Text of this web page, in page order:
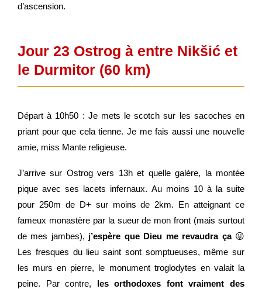
d’ascension.
Jour 23 Ostrog à entre Nikšić et
le Durmitor (60 km)
Départ à 10h50 : Je mets le scotch sur les sacoches en
priant pour que cela tienne. Je me fais aussi une nouvelle
amie, miss Mante religieuse.
J’arrive sur Ostrog vers 13h et quelle galère, la montée
pique avec ses lacets infernaux. Au moins 10 à la suite
pour 250m de D+ sur moins de 2km. En atteignant ce
fameux monastère par la sueur de mon front (mais surtout
de mes jambes), j’espère que Dieu me revaudra ça😛
Les fresques du lieu saint sont somptueuses, même sur
les murs en pierre, le monument troglodytes en valait la
peine. Par contre, les orthodoxes font vraiment des